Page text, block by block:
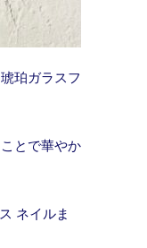
珀ガラスフ
とで華やか
ネイルま